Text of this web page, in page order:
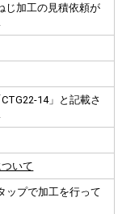
じ加工の見積依頼が
14」と記載さ
いて
ップで加工を行って